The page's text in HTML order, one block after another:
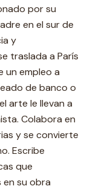
por su
en el sur de
y
traslada a París
un empleo a
de banco o
arte le llevan a
Colabora en
y se convierte
Escribe
que
su obra